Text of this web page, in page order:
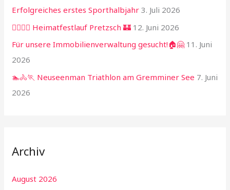
Erfolgreiches erstes Sporthalbjahr 3. Juli 2026
🏃‍♂️🏃‍♀️ Heimatfestlauf Pretzsch 🏰 12. Juni 2026
Für unsere Immobilienverwaltung gesucht!🏠🤗 11. Juni
2026
🏊🚴🏃 Neuseenman Triathlon am Gremminer See 7. Juni
2026
Archiv
August 2026